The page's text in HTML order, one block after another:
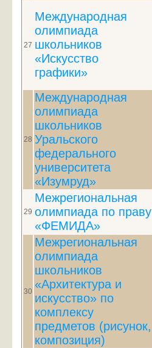
27
Международная
олимпиада
школьников
«Искусство
графики»
28
Международная
олимпиада
школьников
Уральского
федерального
университета
«Изумруд»
29
Межрегиональная
олимпиада по праву
«ФЕМИДА»
30
Межрегиональная
олимпиада
школьников
«Архитектура и
искусство» по
комплексу
предметов (рисунок,
композиция)